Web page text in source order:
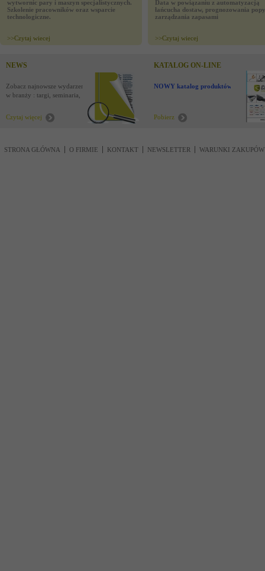
wytwornic pary i maszyn specjalistycznych.
Szkolenie pracowników oraz wsparcie
technologiczne.
>>Czytaj wiecej
Data w powiązaniu z automatyzacją
łańcucha dostaw, prognozowania
zarządzania zapasami
>>Czytaj wiecej
NEWS
Zobacz najnowsze wydarzenia
w branży : targi, seminaria,
Czytaj więcej
KATALOG ON-LINE
NOWY katalog produktów !
Pobierz
STRONA GŁÓWNA O FIRMIE KONTAKT NEWSLETTER WARUNKI ZAKUPÓW